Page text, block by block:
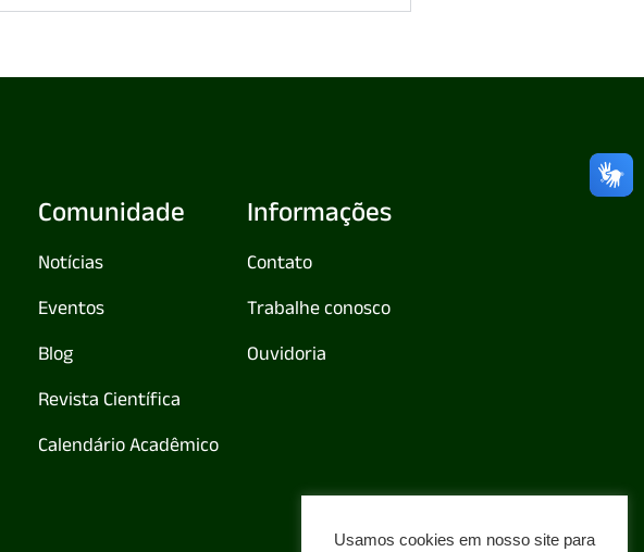
Comunidade
Notícias
Eventos
Blog
Revista Científica
Calendário Acadêmico
Informações
Contato
Trabalhe conosco
Ouvidoria
Usamos cookies em nosso site para